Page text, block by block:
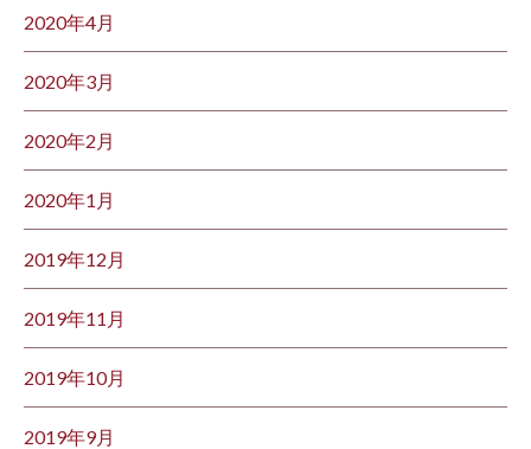
2020年4月
2020年3月
2020年2月
2020年1月
2019年12月
2019年11月
2019年10月
2019年9月